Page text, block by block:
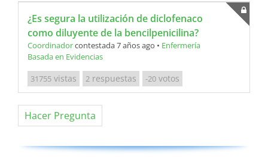
¿Es segura la utilización de diclofenaco
como diluyente de la bencilpenicilina?
Coordinadorcontestada 7 años ago • Enfermería
Basada en Evidencias
31755 vistas 2 respuestas -20 votos
Hacer Pregunta